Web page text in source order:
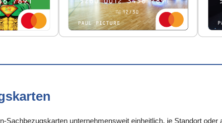
unternehmensweit einheitlich, je Standort oder